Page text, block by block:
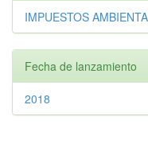
IMPUESTOS
Fecha de lanzamiento
2018